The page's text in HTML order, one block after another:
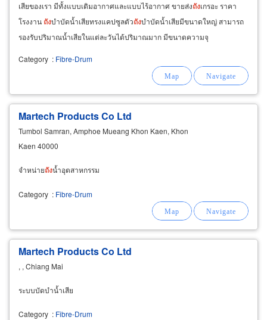
เสียของเรา มีทั้งแบบเติมอากาศและแบบไร้อากาศ ขายส่งถังเกรอะ ราคา
โรงงานถังบำบัดน้ำเสียทรงแคปซูลตัวถังบำบัดน้ำเสียมีขนาดใหญ่ สามารถ
รองรับปริมาณน้ำเสียในแต่ละวันได้ปริมาณมาก มีขนาดความจุ
Category : Fibre-Drum
Martech Products Co Ltd
Tumbol Samran, Amphoe Mueang Khon Kaen, Khon
Kaen 40000
จำหน่ายถังน้ำอุตสาหกรรม
Category : Fibre-Drum
Martech Products Co Ltd
, , Chiang Mai
ระบบบัดบำน้ำเสีย
Category : Fibre-Drum